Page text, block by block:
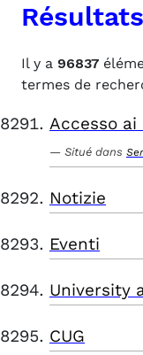
Il y a 96837
termes de
Accesso
Situé dans
Notizie
Eventi
University
CUG